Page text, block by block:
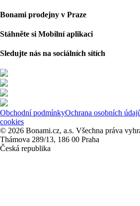
Bonami prodejny v Praze
Stáhněte si Mobilní aplikaci
Sledujte nás na sociálních sítích
Obchodní podmínkyOchrana osobních
cookies
© 2026 Bonami.cz, a.s. Všechna práva
Thámova 289/13, 186 00 Praha
Česká republika